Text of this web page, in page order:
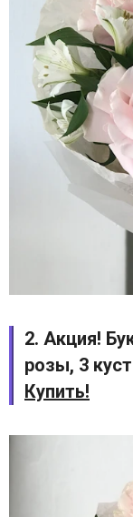
2. Акция!
розы, 3
Купить!